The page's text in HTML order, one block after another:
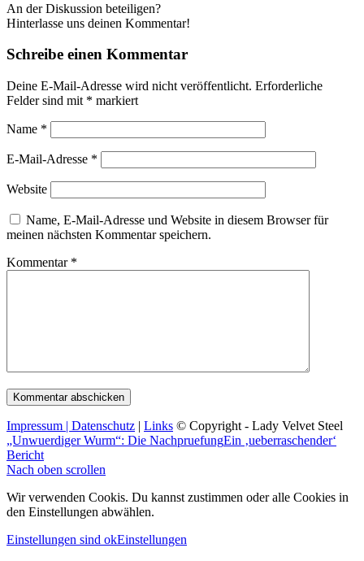
An der Diskussion beteiligen?
Hinterlasse uns deinen Kommentar!
Schreibe einen Kommentar
Deine E-Mail-Adresse wird nicht veröffentlicht. Erforderliche
Felder sind mit * markiert
Name *
E-Mail-Adresse *
Website
Name, E-Mail-Adresse und Website in diesem Browser für
meinen nächsten Kommentar speichern.
Kommentar *
Impressum | Datenschutz | Links © Copyright - Lady Velvet Steel
„Unwuerdiger Wurm“: Die NachpruefungEin ‚ueberraschender‘
Bericht
Nach oben scrollen
Wir verwenden Cookis. Du kannst zustimmen oder alle Cookies in
den Einstellungen abwählen.
Einstellungen sind okEinstellungen